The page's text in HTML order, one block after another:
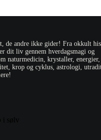
de andre ikke gider! Fra okkult
dit liv gennem hverdagsmagi og
naturmedicin, krystaller, energier,
krop og cyklus, astrologi,